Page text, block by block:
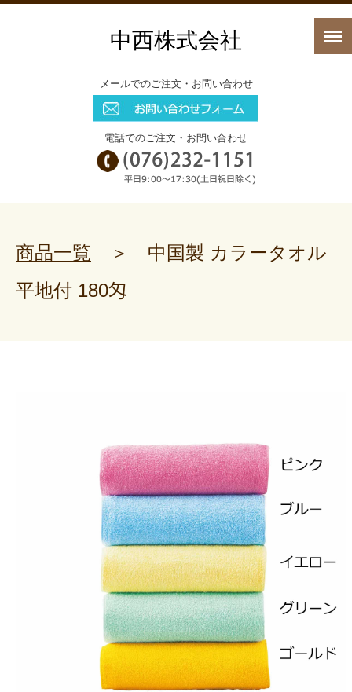
中西株式会社
メールでのご注文・お問い合わせ
電話でのご注文・お問い合わせ
商品一覧 ＞ 中国製 カラータオル
平地付 180匁